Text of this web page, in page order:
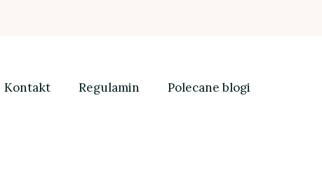
Kontakt Regulamin Polecane blogi